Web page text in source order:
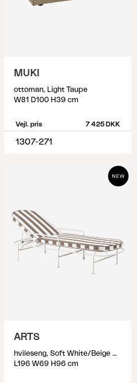
MUKI
ottoman, Light Taupe
W81 D100 H39 cm
Vejl. pris 7 425 DKK
1307-271
ARTS
hvileseng, Soft White/Beige Stripes
L196 W69 H96 cm